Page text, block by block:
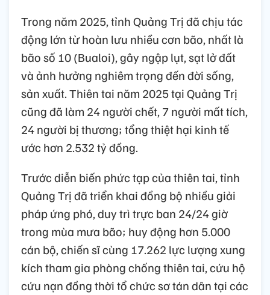
Trong năm 2025, tỉnh Quảng Trị đã chịu tác
động lớn từ hoàn lưu nhiều cơn bão, nhất là
bão số 10 (Bualoi), gây ngập lụt, sạt lở đất
và ảnh hưởng nghiêm trọng đến đời sống,
sản xuất. Thiên tai năm 2025 tại Quảng Trị
cũng đã làm 24 người chết, 7 người mất tích,
24 người bị thương; tổng thiệt hại kinh tế
ước hơn 2.532 tỷ đồng.
Trước diễn biến phức tạp của thiên tai, tỉnh
Quảng Trị đã triển khai đồng bộ nhiều giải
pháp ứng phó, duy trì trực ban 24/24 giờ
trong mùa mưa bão; huy động hơn 5.000
cán bộ, chiến sĩ cùng 17.262 lực lượng xung
kích tham gia phòng chống thiên tai, cứu hộ
cứu nạn đồng thời tổ chức sơ tán dân tại các